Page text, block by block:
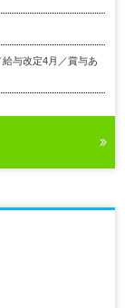
与改定4月／賞与あ